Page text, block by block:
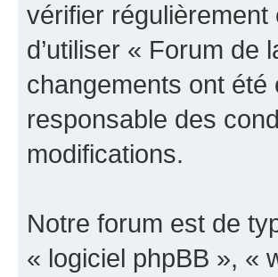
vérifier
d’utiliser « Forum de
changements ont été
responsable des
modifications.
Notre forum est de
« logiciel phpBB », «